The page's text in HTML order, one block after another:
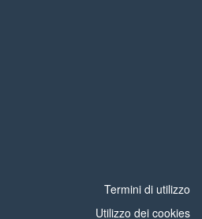
Termini di utilizzo
Utilizzo dei cookies